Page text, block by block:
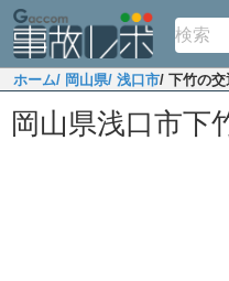
ホーム/ 岡山県/ 浅口市/ 下竹の交
岡山県浅口市下